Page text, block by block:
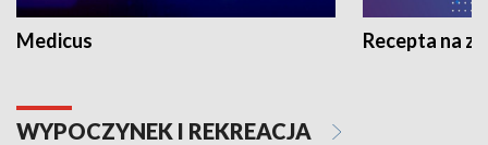
Medicus Recepta na
WYPOCZYNEK I REKREACJA